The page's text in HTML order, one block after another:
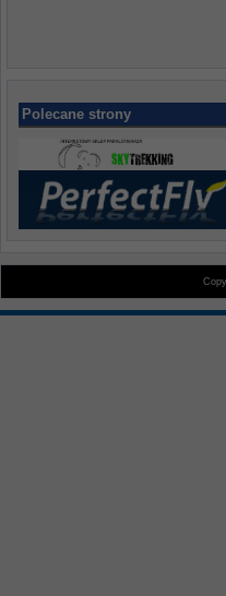
Polecane strony